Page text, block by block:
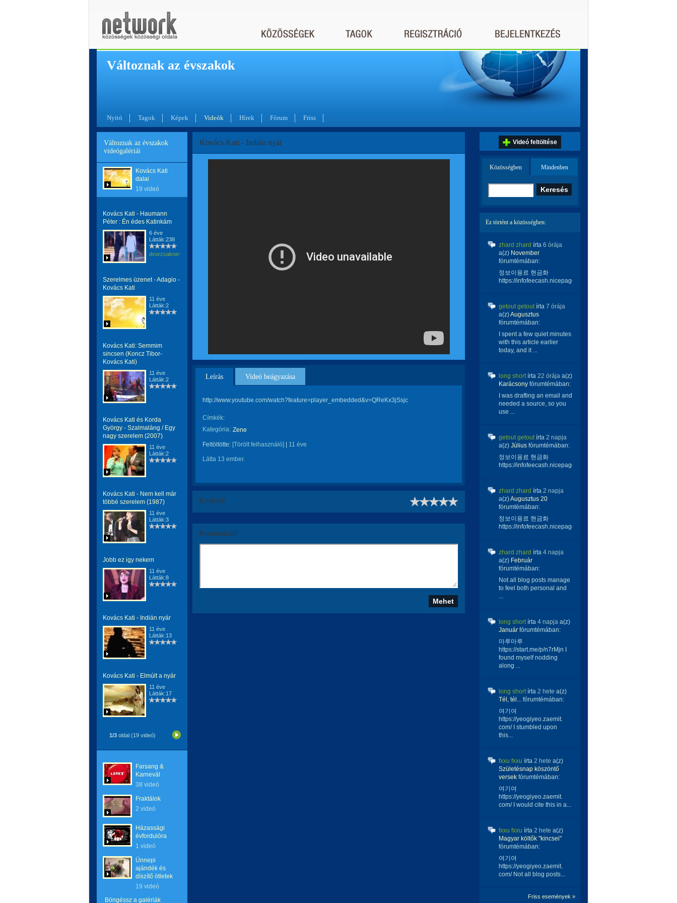
Változnak az évszakok
Nyitó Tagok Képek Videók Hírek Fórum Friss
Változnak az évszakok
videógalériái
Kovács Kati
dalai
19 videó
Kovács Kati - Haumann
Péter : Én édes Katinkám
6 éve
Látták:238
dvorzsaknevargaerzsebet
Szerelmes üzenet - Adagio -
Kovács Kati
11 éve
Látták:2
Kovács Kati: Semmim
sincsen (Koncz Tibor-
Kovács Kati)
11 éve
Látták:2
Kovács Kati és Korda
György - Szalmaláng / Egy
nagy szerelem (2007)
11 éve
Látták:2
Kovács Kati - Nem kell már
többé szerelem (1987)
11 éve
Látták:3
Jobb ez igy nekem
11 éve
Látták:8
Kovács Kati - Indián nyár
11 éve
Látták:13
Kovács Kati - Elmúlt a nyár
11 éve
Látták:17
1/3 oldal (19 videó)
Farsang &
Karnevál
38 videó
Fraktálok
2 videó
Házassági
évfordulóra
1 videó
Ünnepi
ajándék és
díszítő ötletek
19 videó
Böngéssz a galériák
Kovács Kati - Indián nyár
Leírás Videó beágyazása
http://www.youtube.com/watch?feature=player_embedded&v=QReKx3jSsjc
Címkék:
Kategória: Zene
Feltöltötte: [Törölt felhasználó] 11 éve
Látta 13 ember.
Értékeld!
Kommentáld!
Videó feltöltése
Közösségben Mindenben
Ez történt a közösségben:
zhard zhard írta 6 órája
a(z) November
fórumtémában:
정보이용료 현금화
https://infofeecash.nicepage...
getout getoutírta 7 órája
a(z)Augusztus
fórumtémában:
I spent a few quiet minutes
with this article earlier
today, and it ...
long shortírta 22 órája a(z)
Karácsony fórumtémában:
I was drafting an email and
needed a source, so you
use ...
getout getoutírta 2 napja
a(z) Július fórumtémában:
정보이용료 현금화
https://infofeecash.nicepage...
zhard zhard írta 2 napja
a(z)Augusztus 20
fórumtémában:
정보이용료 현금화
https://infofeecash.nicepage...
zhard zhard írta 4 napja
a(z) Február
fórumtémában:
Not all blog posts manage
to feel both personal and
...
long shortírta 4 napja a(z)
Január fórumtémában:
마루마루
https://start.me/p/n7rMjn I
found myself nodding
along ...
long shortírta 2 hete a(z)
Tél, tél... fórumtémában:
여기여
https://yeogiyeo.zaemit.
com/ I stumbled upon
this...
fxxu fxxu írta 2 hete a(z)
Születésnap köszöntő
versek fórumtémában:
여기여
https://yeogiyeo.zaemit.
com/ I would cite this in a...
fxxu fxxu írta 2 hete a(z)
Magyar költők "kincsei"
fórumtémában:
여기여
https://yeogiyeo.zaemit.
com/ Not all blog posts...
Friss események »